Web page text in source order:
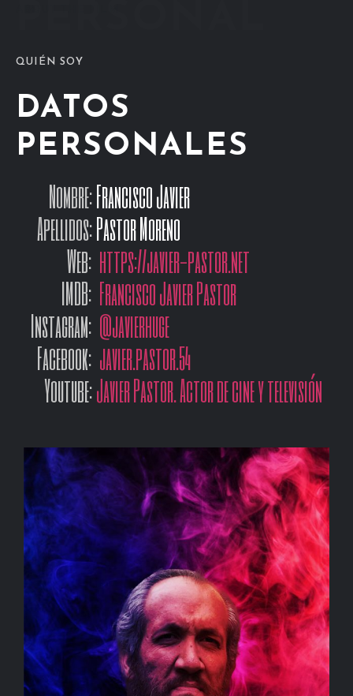
QUIÉN SOY
DATOS
PERSONALES
Nombre:Francisco Javier
Apellidos:Pastor Moreno
Web: https://javier-pastor.net
IMDB: Francisco Javier Pastor
Instagram: @javierhuge
Facebook: javier.pastor.54
Youtube:Javier Pastor. Actor de cine y televisión